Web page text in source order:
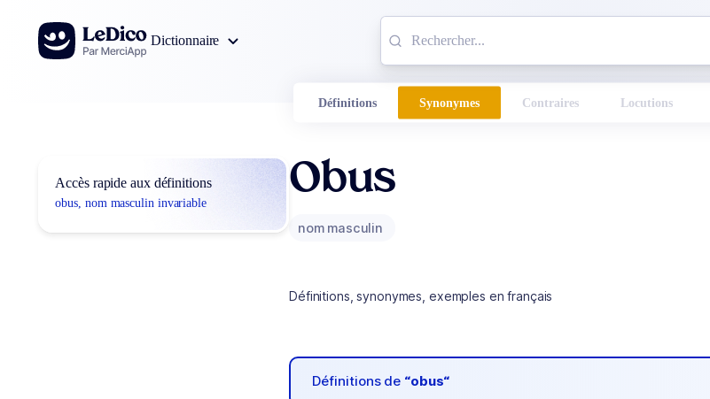
Aller au contenu
Dictionnaire
Définitions Synonymes Contraires Locutions
Accès rapide aux définitions
obus, nom masculin invariable
Obus
nom masculin
Définitions, synonymes, exemples en français
Définitions de “obus“